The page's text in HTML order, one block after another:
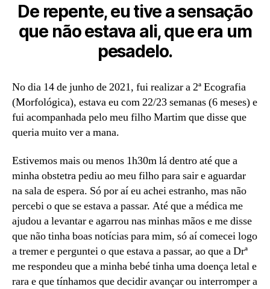
De repente, eu tive a sensação
que não estava ali, que era um
pesadelo.
No dia 14 de junho de 2021, fui realizar a 2ª Ecografia
(Morfológica), estava eu com 22/23 semanas (6 meses) e
fui acompanhada pelo meu filho Martim que disse que
queria muito ver a mana.
Estivemos mais ou menos 1h30m lá dentro até que a
minha obstetra pediu ao meu filho para sair e aguardar
na sala de espera. Só por aí eu achei estranho, mas não
percebi o que se estava a passar. Até que a médica me
ajudou a levantar e agarrou nas minhas mãos e me disse
que não tinha boas notícias para mim, só aí comecei logo
a tremer e perguntei o que estava a passar, ao que a Drª
me respondeu que a minha bebé tinha uma doença letal e
rara e que tínhamos que decidir avançar ou interromper a